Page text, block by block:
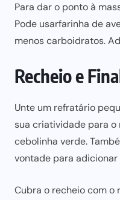
Para dar o ponto à
Pode usarfarinha de
menos carboidratos. A
Recheio e
Unte um refratário
sua criatividade para o
cebolinha verde.
vontade para adicionar
Cubra o recheio com o